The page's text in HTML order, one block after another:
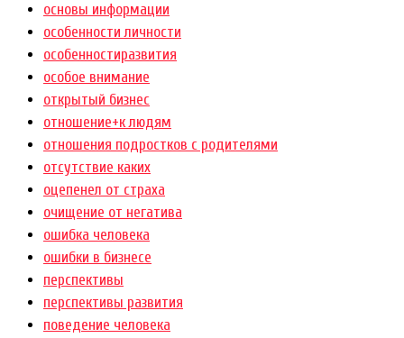
основы информации
особенности личности
особенностиразвития
особое внимание
открытый бизнес
отношение+к людям
отношения подростков с родителями
отсутствие каких
оцепенел от страха
очищение от негатива
ошибка человека
ошибки в бизнесе
перспективы
перспективы развития
поведение человека